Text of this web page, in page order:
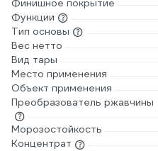
Финишное покрытие
Функции
Тип основы
Вес нетто
Вид тары
Место применения
Объект применения
Преобразователь ржавчины
Морозостойкость
Концентрат